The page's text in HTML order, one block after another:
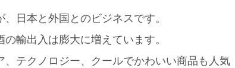
日本と外国とのビジネスです。
輸出入は膨大に増えています。
テクノロジー、クールでかわいい商品も人気